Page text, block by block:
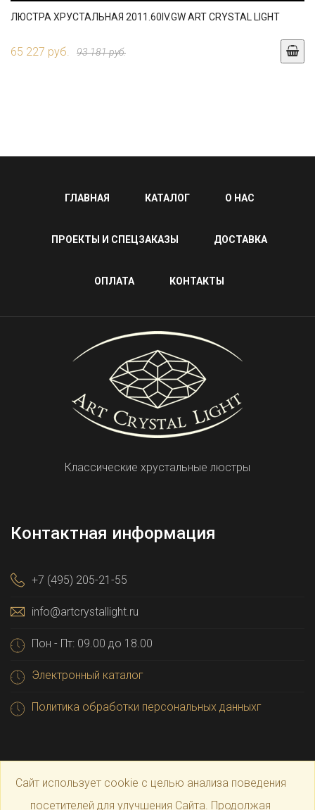
ЛЮСТРА ХРУСТАЛЬНАЯ 2011.60IV.GW ART CRYSTAL LIGHT
65 227 руб. 93 181 руб.
ГЛАВНАЯ КАТАЛОГ О НАС
ПРОЕКТЫ И СПЕЦЗАКАЗЫ ДОСТАВКА
ОПЛАТА КОНТАКТЫ
Классические хрустальные люстры
Контактная информация
+7 (495) 205-21-55
info@artcrystallight.ru
Пон - Пт: 09.00 до 18.00
Электронный каталог
Политика обработки персональных данныхг
Сайт использует cookie с целью анализа поведения
посетителей для улучшения Сайта. Продолжая